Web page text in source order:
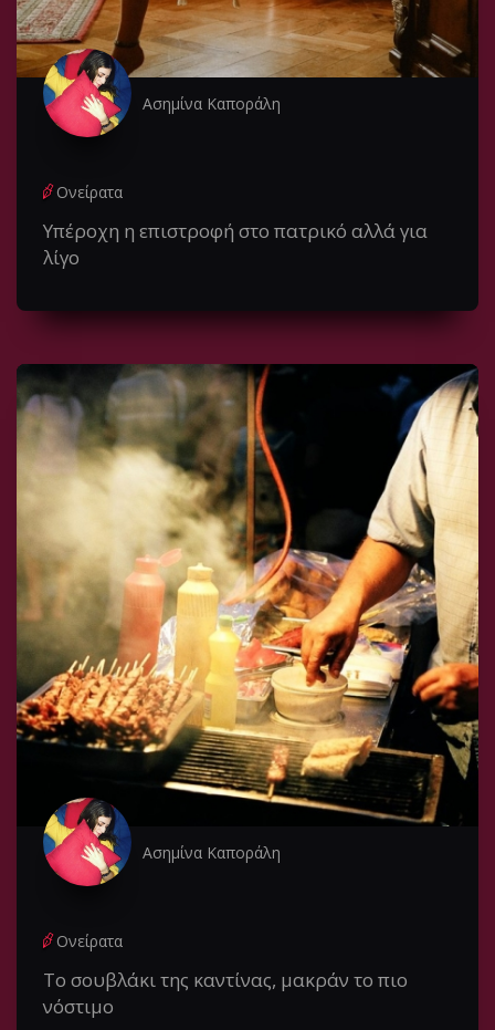
Ασημίνα Καποράλη
Ονείρατα
Υπέροχη η επιστροφή στο πατρικό αλλά για
λίγο
Ασημίνα Καποράλη
Ονείρατα
Το σουβλάκι της καντίνας, μακράν το πιο
νόστιμο